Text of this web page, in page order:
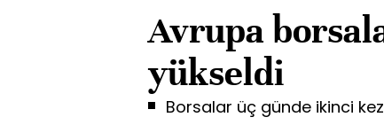
Avrupa
yükseldi
Borsalar üç günde ikinci